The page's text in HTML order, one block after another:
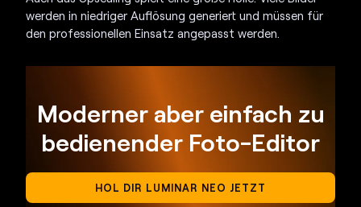
werden in niedriger Auflösung generiert und müssen für
den professionellen Einsatz angepasst werden.
Moderner aber einfach zu
bedienender Foto-Editor
HOL DIR LUMINAR NEO JETZT